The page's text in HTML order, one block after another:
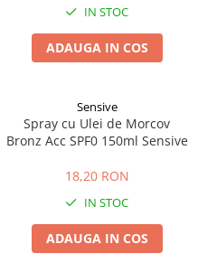
IN STOC
ADAUGA IN COS
Sensive
Spray cu Ulei de Morcov
Bronz Acc SPF0 150ml Sensive
18,20 RON
IN STOC
ADAUGA IN COS